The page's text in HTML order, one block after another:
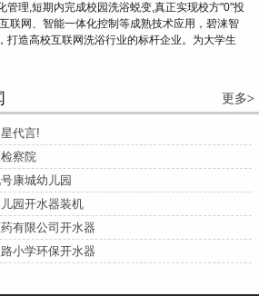
管理,短期内完成校园洗浴蜕变,真正实现校方"0"投
联网、智能一体化控制等成熟技术应用，碧涞智
打造高校互联网洗浴行业的标杆企业。为大学生
更多>
代言!
察院
康城幼儿园
园开水器装机
有限公司开水器
小学环保开水器